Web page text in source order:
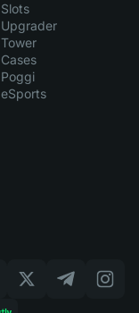
Slots
Upgrader
Tower
Cases
Poggi
eSports